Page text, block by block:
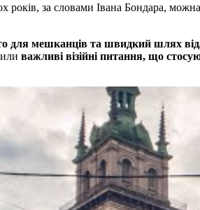
за словами Івана Бондара, можна
для мешканців та швидкий шлях
важливі візійні питання, що